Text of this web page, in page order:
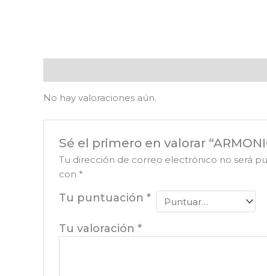
No hay valoraciones aún.
Sé el primero en valorar
Tu dirección de correo electrónico no será
con *
Tu puntuación*
Tu valoración*